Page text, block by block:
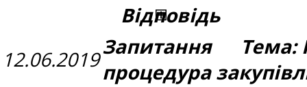
Відповідь
12.06.2019Запитання Тема:
процедура